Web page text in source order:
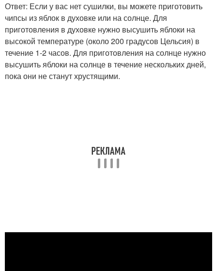
Ответ: Если у вас нет сушилки, вы можете приготовить
чипсы из яблок в духовке или на солнце. Для
приготовления в духовке нужно высушить яблоки на
высокой температуре (около 200 градусов Цельсия) в
течение 1-2 часов. Для приготовления на солнце нужно
высушить яблоки на солнце в течение нескольких дней,
пока они не станут хрустящими.